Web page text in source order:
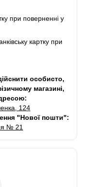
при поверненні у
картку при
особисто,
магазині,
124
"Нової пошти":
№ 21